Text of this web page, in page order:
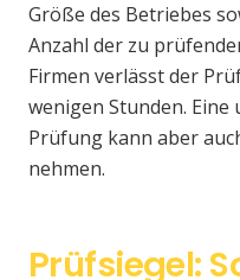
Größe des Betriebes
Anzahl der zu
Firmen verlässt der
wenigen Stunden. Eine
Prüfung kann aber
nehmen.
Prüfsiegel: